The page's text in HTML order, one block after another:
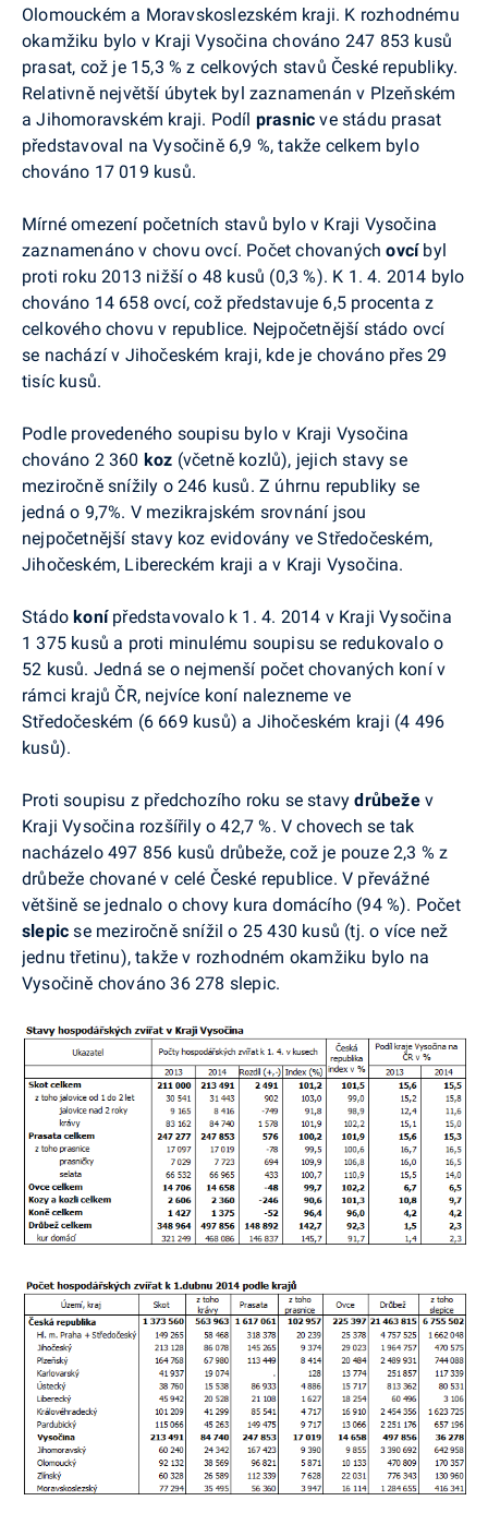
Olomouckém a Moravskoslezském kraji. K rozhodnému
okamžiku bylo v Kraji Vysočina chováno 247 853 kusů
prasat, což je 15,3 % z celkových stavů České republiky.
Relativně největší úbytek byl zaznamenán v Plzeňském
a Jihomoravském kraji. Podíl prasnic ve stádu prasat
představoval na Vysočině 6,9 %, takže celkem bylo
chováno 17 019 kusů.
Mírné omezení početních stavů bylo v Kraji Vysočina
zaznamenáno v chovu ovcí. Počet chovanýchovcíbyl
proti roku 2013 nižší o 48 kusů (0,3 %). K 1. 4. 2014 bylo
chováno 14 658 ovcí, což představuje 6,5 procenta z
celkového chovu v republice. Nejpočetnější stádo ovcí
se nachází v Jihočeském kraji, kde je chováno přes 29
tisíc kusů.
Podle provedeného soupisu bylo v Kraji Vysočina
chováno 2 360 koz (včetně kozlů), jejich stavy se
meziročně snížily o 246 kusů. Z úhrnu republiky se
jedná o 9,7%. V mezikrajském srovnání jsou
nejpočetnější stavy koz evidovány ve Středočeském,
Jihočeském, Libereckém kraji a v Kraji Vysočina.
Stádokonípředstavovalo k 1. 4. 2014 v Kraji Vysočina
1 375 kusů a proti minulému soupisu se redukovalo o
52 kusů. Jedná se o nejmenší počet chovaných koní v
rámci krajů ČR, nejvíce koní nalezneme ve
Středočeském (6 669 kusů) a Jihočeském kraji (4 496
kusů).
Proti soupisu z předchozího roku se stavydrůbežev
Kraji Vysočina rozšířily o 42,7 %. V chovech se tak
nacházelo 497 856 kusů drůbeže, což je pouze 2,3 % z
drůbeže chované v celé České republice. V převážné
většině se jednalo o chovy kura domácího (94 %). Počet
slepic se meziročně snížil o 25 430 kusů (tj. o více než
jednu třetinu), takže v rozhodném okamžiku bylo na
Vysočině chováno 36 278 slepic.